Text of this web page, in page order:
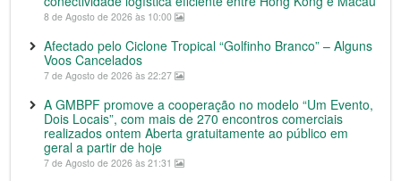
8 de Agosto de 2026 às 10:00
Afectado pelo Ciclone Tropical “Golfinho Branco” – Alguns
Voos Cancelados
7 de Agosto de 2026 às 22:27
A GMBPF promove a cooperação no modelo “Um Evento,
Dois Locais”, com mais de 270 encontros comerciais
realizados ontem Aberta gratuitamente ao público em
geral a partir de hoje
7 de Agosto de 2026 às 21:31